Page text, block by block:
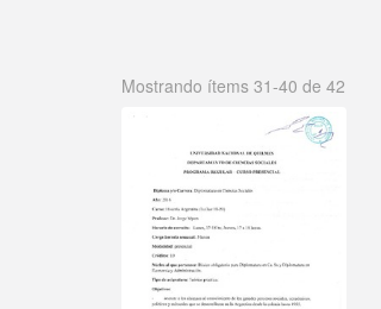
Mostrando ítems 31-40 de 42